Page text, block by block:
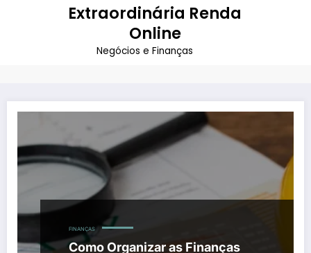
Extraordinária Renda
Online
Negócios e Finanças
Página inicial
como organizar as finanças pessoais e sair das
dívidas
FINANÇAS
Como Organizar as Finanças